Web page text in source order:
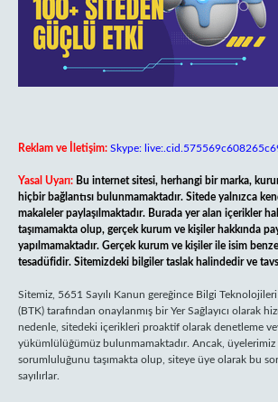
Reklam ve İletişim: Skype:
Yasal Uyarı: Bu internet sitesi, herhangi bir marka,
hiçbir bağlantısı bulunmamaktadır. Sitede yalnızca
makaleler paylaşılmaktadır. Burada yer alan içerikler
taşımamakta olup, gerçek kurum ve kişiler hakkında
yapılmamaktadır. Gerçek kurum ve kişiler ile isim
tesadüfidir. Sitemizdeki bilgiler taslak halindedir ve
Sitemiz, 5651 Sayılı Kanun gereğince Bilgi
(BTK) tarafından onaylanmış bir Yer Sağlayıcı olarak
nedenle, sitedeki içerikleri proaktif olarak denetleme
yükümlülüğümüz bulunmamaktadır. Ancak, üyelerimiz
sorumluluğunu taşımakta olup, siteye üye olarak bu
sayılırlar.